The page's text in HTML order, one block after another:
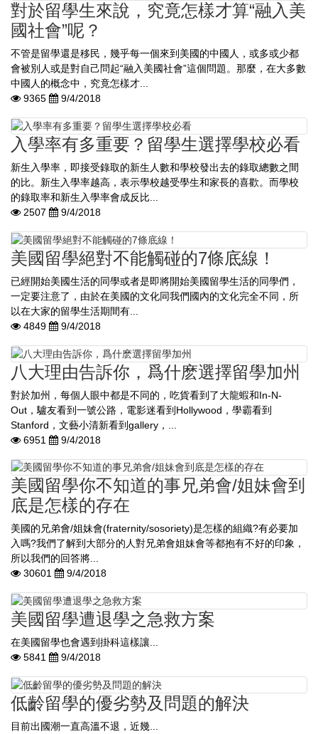
對於留學生來說，究竟怎樣才算“融入美
國社會”呢？
不管是留學還是移民，幾乎每一個來到美國的中國人，或多或少都
會被別人或是對自己問起“融入美國社會”這個問題。那麼，在大多數
中國人的概念中，究竟怎樣才...
9365
9/4/2018
入學率有多重要？留學生選擇學校必看
新生入學率，即接受錄取的新生人數和學校發出去的錄取總數之間
的比。新生入學率越高，表示學校越受學生和家長的喜歡。而學校
的錄取率和新生入學率會成反比...
2507
9/4/2018
美國留學絕對不能觸碰的7條底線！
已經開始美國生​​活的同學或者是即將開始美國留學生活的同學們，
一定要注意了，由於在美國的文化同我們國內的文化完全不同，所
以在大家的留學生活期間有...
4849
9/4/2018
八大理由告訴你，爲什麽選擇留學加州
對於加州，每個人眼中都是不同的，吃貨看到了大龍蝦和In-N-
Out，驢友看到一號公路，電影迷看到Hollywood，學霸看到
Stanford，文藝小清新看到gallery，...
6951
9/4/2018
美國留學你不知道的事兄弟會/姐妹會到
底是怎樣的存在
美國的兄弟會/姐妹會(fraternity/sosoriety)是怎樣的組織?有必要加
入嗎?我們了解到大部分的人對兄弟會姐妹會等都抱有不好的印象，
所以我們的回答將...
30601
9/4/2018
美國留學遭退學之急救方案
在美國留學也會遇到掛科這樣讓...
5841
9/4/2018
低齡留學的優劣勢及問題的解決
目前出國潮一直高溫不退，近幾...